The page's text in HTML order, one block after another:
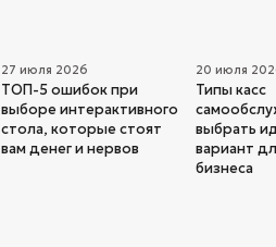
27 июля 2026
ТОП-5 ошибок при
выборе интерактивного
стола, которые стоят
вам денег и нервов
20 июля
Типы касс
выбрать
вариант
бизнеса